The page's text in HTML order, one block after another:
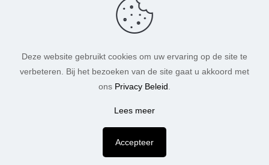
© MasoniteArt. Alle rechten voorbehouden. 2026 |
Webdesign:Chuck's Webdesign
Deze website gebruikt cookies om uw ervaring op de site te
verbeteren. Bij het bezoeken van de site gaat u akkoord met
ons Privacy Beleid
Lees meer
Accepteer
De waardering van www.masoniteart.nl/ bij